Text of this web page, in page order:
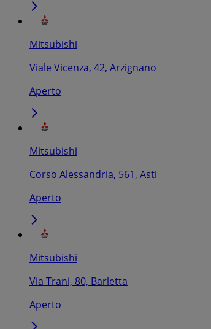
Mitsubishi
Viale Vicenza, 42, Arzignano
Aperto
Mitsubishi
Corso Alessandria, 561, Asti
Aperto
Mitsubishi
Via Trani, 80, Barletta
Aperto